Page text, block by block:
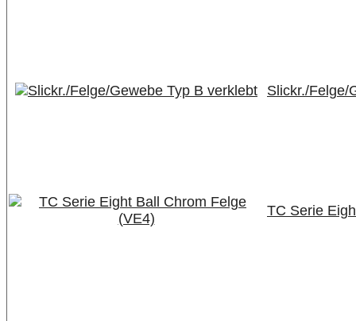
Slickr./Felge/
TC Serie